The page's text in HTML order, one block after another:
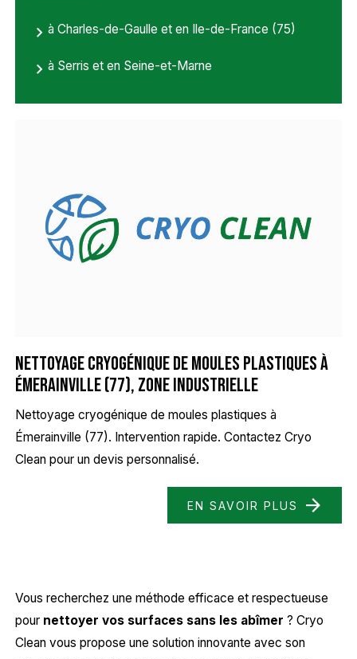
à Charles-de-Gaulle et en Ile-de-France (75)
à Serris et en Seine-et-Marne
Nettoyage cryogénique de moules plastiques à
Émerainville (77), zone industrielle
Nettoyage cryogénique de moules plastiques à
Émerainville (77). Intervention rapide. Contactez Cryo
Clean pour un devis personnalisé.
EN SAVOIR PLUS
Vous recherchez une méthode efficace et respectueuse
pour nettoyer vos surfaces sans les abîmer ? Cryo
Clean vous propose une solution innovante avec son